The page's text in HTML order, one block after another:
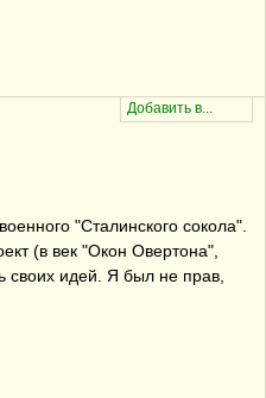
"Сталинского сокола".
(в век "Окон Овертона",
своих идей. Я был не прав,